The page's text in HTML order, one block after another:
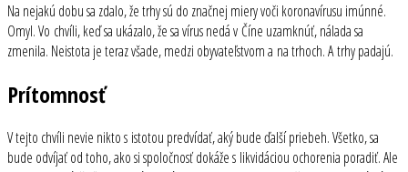
Na nejakú dobu sa zdalo, že trhy sú do značnej miery voči koronavírusu imúnné.
Omyl. Vo chvíli, keď sa ukázalo, že sa vírus nedá v Číne uzamknúť, nálada sa
zmenila. Neistota je teraz všade, medzi obyvateľstvom a na trhoch. A trhy padajú.
Prítomnosť
V tejto chvíli nevie nikto s istotou predvídať, aký bude ďalší priebeh. Všetko, sa
bude odvíjať od toho, ako si spoločnosť dokáže s likvidáciou ochorenia poradiť. Ale